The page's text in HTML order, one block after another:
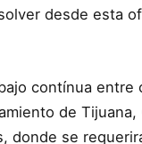
desde esta
contínua entre
de
donde se